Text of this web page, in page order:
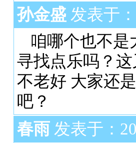
孙金盛 发表于
咱哪个也不是
寻找点乐吗？
不老好 大家还
吧？
春雨 发表于：